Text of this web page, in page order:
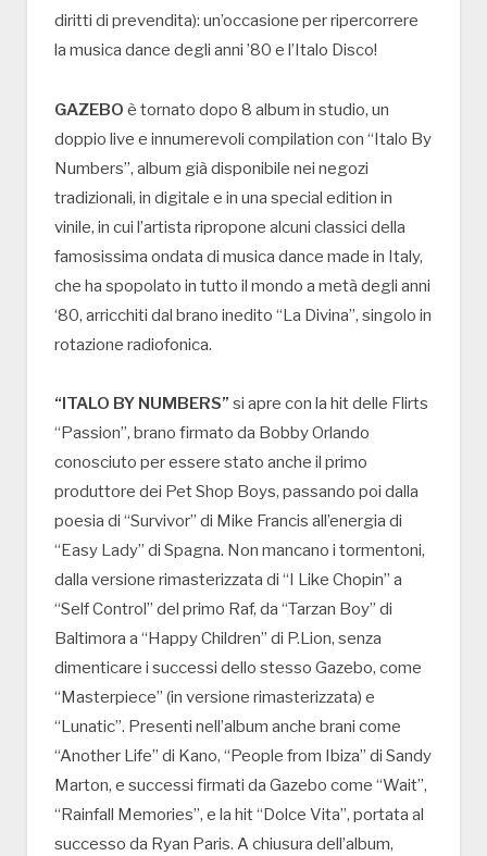
diritti di prevendita): un’occasione per ripercorrere
la musica dance degli anni ’80 e l’Italo Disco!
GAZEBO è tornato dopo 8 album in studio, un
doppio live e innumerevoli compilation con “Italo By
Numbers”, album già disponibile nei negozi
tradizionali, in digitale e in una special edition in
vinile, in cui l’artista ripropone alcuni classici della
famosissima ondata di musica dance made in Italy,
che ha spopolato in tutto il mondo a metà degli anni
‘80, arricchiti dal brano inedito “La Divina”, singolo in
rotazione radiofonica.
“ITALO BY NUMBERS” si apre con la hit delle Flirts
“Passion”, brano firmato da Bobby Orlando
conosciuto per essere stato anche il primo
produttore dei Pet Shop Boys, passando poi dalla
poesia di “Survivor” di Mike Francis all’energia di
“Easy Lady” di Spagna. Non mancano i tormentoni,
dalla versione rimasterizzata di “I Like Chopin” a
“Self Control” del primo Raf, da “Tarzan Boy” di
Baltimora a “Happy Children” di P.Lion, senza
dimenticare i successi dello stesso Gazebo, come
“Masterpiece” (in versione rimasterizzata) e
“Lunatic”. Presenti nell’album anche brani come
“Another Life” di Kano, “People from Ibiza” di Sandy
Marton, e successi firmati da Gazebo come “Wait”,
“Rainfall Memories”, e la hit “Dolce Vita”, portata al
successo da Ryan Paris. A chiusura dell’album,